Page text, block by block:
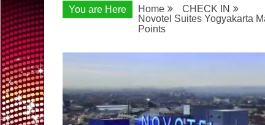
You are Here Home
CHECK IN
Novotel Suites Yogyakarta
Points